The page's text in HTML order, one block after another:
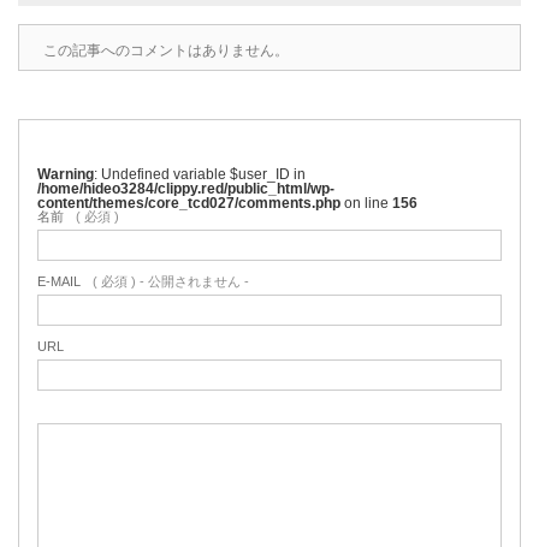
この記事へのコメントはありません。
Warning : Undefined variable $user_ID in
/home/hideo3284/clippy.red/public_html/wp-
content/themes/core_tcd027/comments.php on line 156
名前 ( 必須 )
E-MAIL ( 必須 ) - 公開されません -
URL